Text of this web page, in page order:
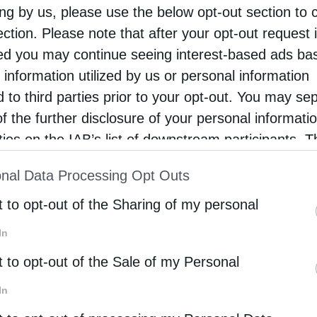
by us, please use the below opt-out section to
Please note that after your opt-out request
you may continue seeing interest-based ads
information utilized by us or personal information
to third parties prior to your opt-out. You may
the further disclosure of your personal
on the IAB’s list of downstream participants.
of Downstream Participantsthat may further
parties.
Data Processing Opt Outs
to opt-out of the Sharing of my personal
to opt-out of the Sale of my Personal
Από Newsroom 7 Νοεμβρίου 2025
ΔΙΕΘΝΗ
Τυφώνας Μελίσα: Ζημιές ύψους $7,7
περίπου υπέστη η Τζαμάικα
υπολογίζονται κυρίως στη Τζαμάικα. Ζημιές υπέστησαν
Κούβα, Αϊτή
Από